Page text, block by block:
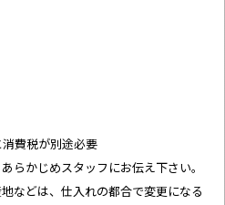
費税が別途必要
らかじめスタッフにお伝え下さい。
などは、仕入れの都合で変更になる